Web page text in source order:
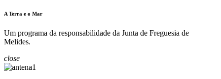
A Terra e o Mar
Um programa da responsabilidade da Junta de Freguesia de
Melides.
close